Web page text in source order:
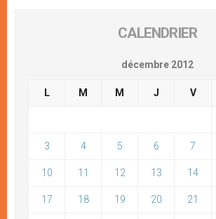
CALENDRIER
décembre 2012
L M M J V
3 4 5 6 7
10 11 12 13 14
17 18 19 20 21